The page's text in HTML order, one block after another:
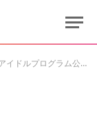
公式アンバサダー」制度を開始